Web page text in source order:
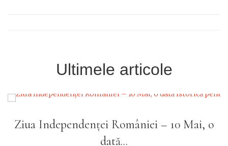
Ultimele articole
Independenței României – 10 Mai, o